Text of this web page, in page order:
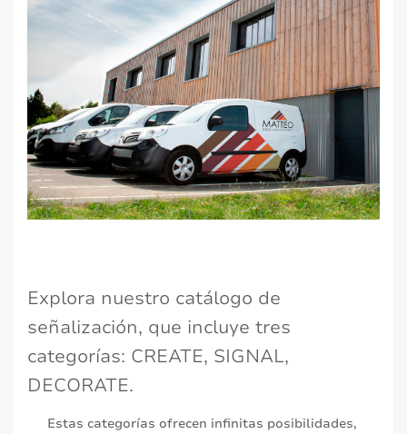
Explora nuestro catálogo de
señalización, que incluye tres
categorías: CREATE, SIGNAL,
DECORATE.
Estas categorías ofrecen infinitas posibilidades,